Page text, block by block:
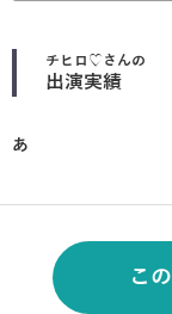
チヒロ♡ さんの
出演実績
あ
こ